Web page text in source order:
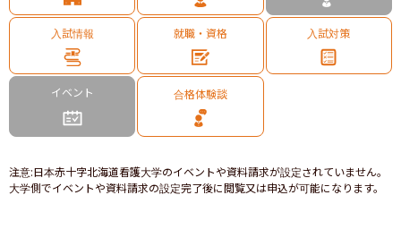
入試情報 就職・資格 入試対策
イベント 合格体験談
注意:日本赤十字北海道看護大学のイベントや資料請求が設定されていません。
大学側でイベントや資料請求の設定完了後に閲覧又は申込が可能になります。